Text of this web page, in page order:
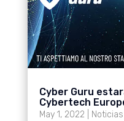
Cyber Guru
Cybertech
May 1, 2022
Noticias